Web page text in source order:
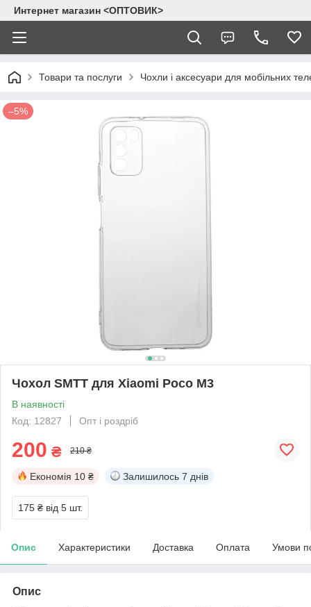
Интернет магазин <ОПТОВИК>
Товари та послуги Чохли і аксесуари для мобільних
–5%
Чохол SMTT для Xiaomi Poco M3
В наявності
Код: 12827
Опт і роздріб
200 ₴ 210 ₴
Економія 10 ₴ Залишилось 7 днів
175 ₴ від 5 шт.
Опис Характеристики Доставка Оплата Умови
Опис